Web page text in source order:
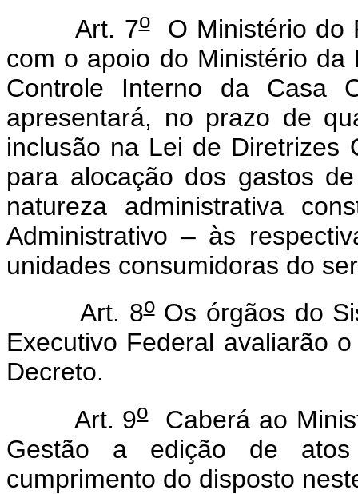
Art. 7oO Ministério do
com o apoio do Ministério
Controle Interno da Casa
apresentará, no prazo de
inclusão na Lei de Diretrizes
para alocação dos gastos
natureza administrativa
Administrativo – às
unidades consumidoras do
Art. 8oOs órgãos do
Executivo Federal avaliarão
Decreto.
Art. 9oCaberá ao
Gestão a edição de atos
cumprimento do disposto